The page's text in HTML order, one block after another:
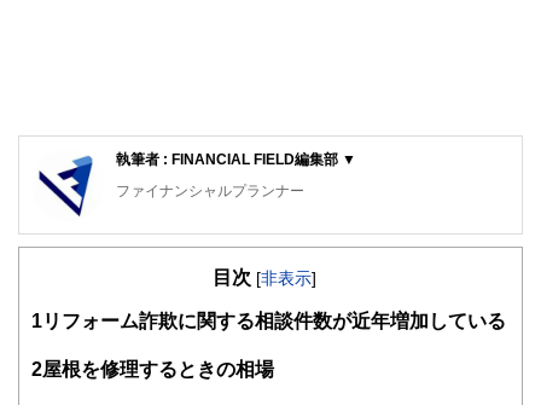
執筆者 : FINANCIAL FIELD編集部 ▼
ファイナンシャルプランナー
FinancialField編集部は、金融、経済に関する記事を、日々
知識がない方でも理解できるようわかりやすく発信していま
得者を中心に「お金や暮らし」に関する書籍・雑誌の編集経
験者で構成され、企画立案から記事掲載まですべての工程に
目次 [非表示]
1 リフォーム詐欺に関する相談件数が近年増加している
2屋根を修理するときの相場